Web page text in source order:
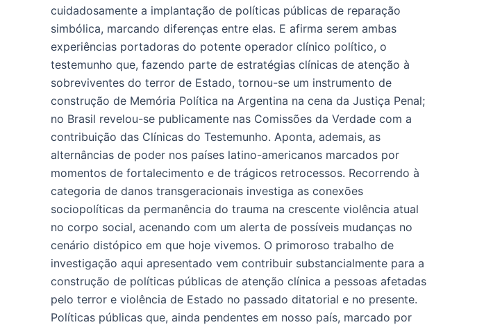
cuidadosamente a implantação de políticas públicas de reparação
simbólica, marcando diferenças entre elas. E afirma serem ambas
experiências portadoras do potente operador clínico político, o
testemunho que, fazendo parte de estratégias clínicas de atenção à
sobreviventes do terror de Estado, tornou-se um instrumento de
construção de Memória Política na Argentina na cena da Justiça Penal;
no Brasil revelou-se publicamente nas Comissões da Verdade com a
contribuição das Clínicas do Testemunho. Aponta, ademais, as
alternâncias de poder nos países latino-americanos marcados por
momentos de fortalecimento e de trágicos retrocessos. Recorrendo à
categoria de danos transgeracionais investiga as conexões
sociopolíticas da permanência do trauma na crescente violência atual
no corpo social, acenando com um alerta de possíveis mudanças no
cenário distópico em que hoje vivemos. O primoroso trabalho de
investigação aqui apresentado vem contribuir substancialmente para a
construção de políticas públicas de atenção clínica a pessoas afetadas
pelo terror e violência de Estado no passado ditatorial e no presente.
Políticas públicas que, ainda pendentes em nosso país, marcado por